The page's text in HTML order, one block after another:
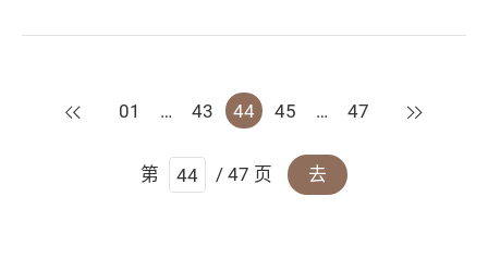
上一页
01 … 43 44 45 … 47 下一页
第 / 47 页 去